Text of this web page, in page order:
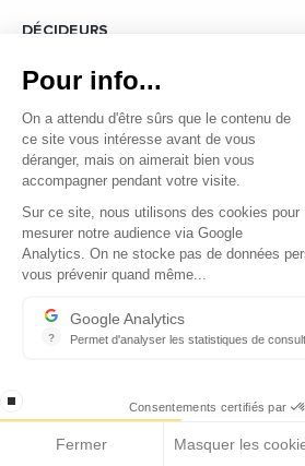
DÉCIDEURS
politique des pays du pourtour de la
Copyright © 2026 - Tous droits
Qui sommes-nous ?
Contact
Mentions légales
Pour info...
On a attendu d'être sûrs que le contenu de
ce site vous intéresse avant de vous
déranger, mais on aimerait bien vous
accompagner pendant votre visite.
Sur ce site, nous utilisons des cookies pour
mesurer notre audience via Google
Analytics. On ne stocke pas de données
vous prévenir quand même...
?
Google Analytics
Permet d'analyser les statistiques de
stop loading Consentements certifiés par
Fermer Masquer les